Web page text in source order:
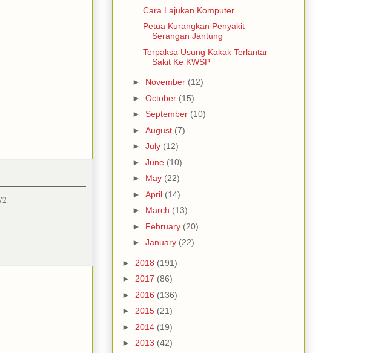
Cara Lajukan Komputer
Petua Kurangkan Penyakit
Serangan Jantung
Terpaksa Usung Kakak Terlantar
Sakit Ke KWSP
► November (12)
► October (15)
► September (10)
► August (7)
► July (12)
► June (10)
► May (22)
► April (14)
► March (13)
► February (20)
► January (22)
► 2018 (191)
► 2017 (86)
► 2016 (136)
► 2015 (21)
► 2014 (19)
► 2013 (42)